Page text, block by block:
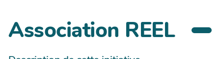
Association REEL